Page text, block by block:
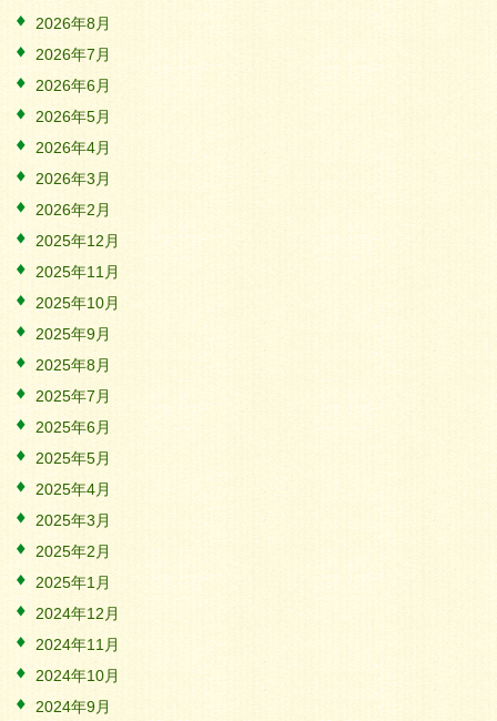
2026年8月
2026年7月
2026年6月
2026年5月
2026年4月
2026年3月
2026年2月
2025年12月
2025年11月
2025年10月
2025年9月
2025年8月
2025年7月
2025年6月
2025年5月
2025年4月
2025年3月
2025年2月
2025年1月
2024年12月
2024年11月
2024年10月
2024年9月